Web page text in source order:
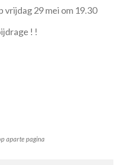
vrijdag 29 mei om 19.30
! !
aparte pagina